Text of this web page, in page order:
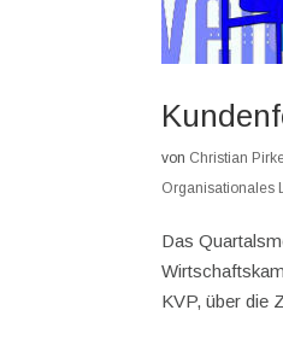
von Christian
Organisationales
Das
KVP, über die